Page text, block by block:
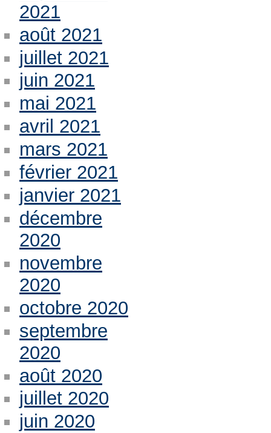
2021
août 2021
juillet 2021
juin 2021
mai 2021
avril 2021
mars 2021
février 2021
janvier 2021
décembre
2020
novembre
2020
octobre 2020
septembre
2020
août 2020
juillet 2020
juin 2020